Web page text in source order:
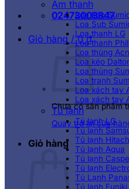
02473003847
Giỏ hàng /0₫
Chưa có sản phẩm
Quay trở lại cửa
Giỏ hàng
Âm thanh
Loa kéo
Loa Sub
Loa thanh LG
Loa thanh
Loa thùng
Loa kéo
Loa thùng
Loa tranh
Loa xách tay
Loa xách tay
Tủ lạnh
Tủ lạnh LG
Tủ lạnh
Tủ lạnh
Tủ lạnh Aqua
Tủ lạnh
Tủ lạnh
Tủ Lạnh
Tủ lạnh Funiki